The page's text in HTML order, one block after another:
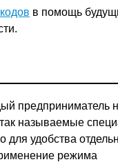
в помощь
предприниматель
называемые
удобства
режима